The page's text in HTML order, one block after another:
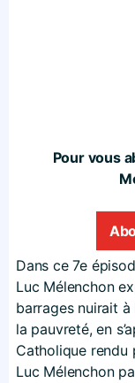
Pour vous
Dans ce 7e
Luc Mélenchon
barrages nuirait à
la pauvreté, en
Catholique rendu
Luc Mélenchon